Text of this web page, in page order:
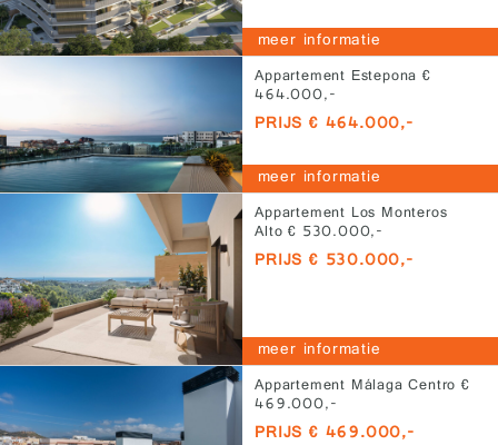
meer informatie
Appartement Estepona €
464.000,-
PRIJS € 464.000,-
meer informatie
Appartement Los Monteros
Alto € 530.000,-
PRIJS € 530.000,-
meer informatie
Appartement Málaga Centro €
469.000,-
PRIJS € 469.000,-